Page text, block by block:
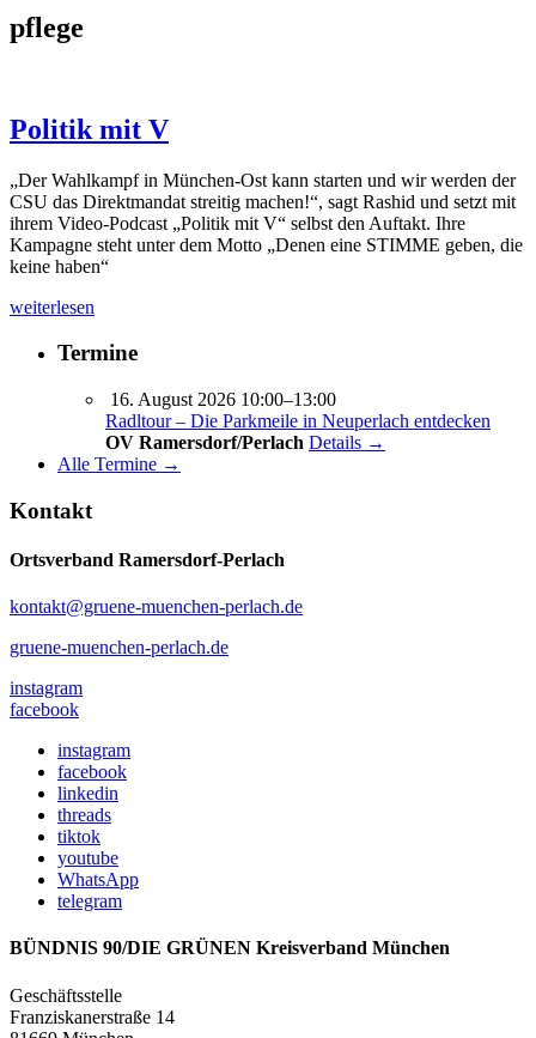
pflege
Politik mit V
„Der Wahlkampf in München-Ost kann starten und wir werden der
CSU das Direktmandat streitig machen!“, sagt Rashid und setzt mit
ihrem Video-Podcast „Politik mit V“ selbst den Auftakt. Ihre
Kampagne steht unter dem Motto „Denen eine STIMME geben, die
keine haben“
weiterlesen
Termine
16. August 2026 10:00–13:00
Radltour – Die Parkmeile in Neuperlach entdecken
OV Ramersdorf/Perlach Details →
Alle Termine →
Kontakt
Ortsverband Ramersdorf-Perlach
kontakt@gruene-muenchen-perlach.de
gruene-muenchen-perlach.de
instagram
facebook
instagram
facebook
linkedin
threads
tiktok
youtube
WhatsApp
telegram
BÜNDNIS 90/DIE GRÜNEN Kreisverband München
Geschäftsstelle
Franziskanerstraße 14